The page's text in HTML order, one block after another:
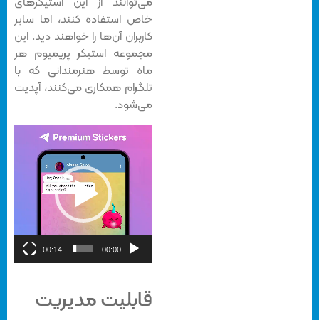
خاص استفاده کنند، اما سایر
کاربران آن‌ها را خواهند دید. این
مجموعه استیکر پریمیوم هر
ماه توسط هنرمندانی که با
تلگرام همکاری می‌کنند، آپدیت
می‌شود.
00:00
قابلیت مدیریت